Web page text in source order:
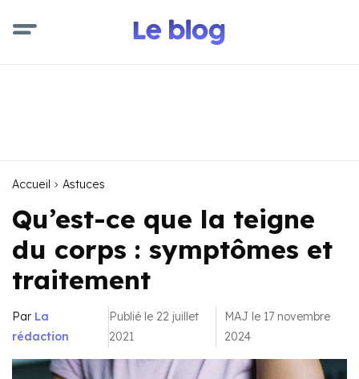
Accueil Astuces
Qu’est-ce que la teigne
du corps : symptômes et
traitement
Par La
rédaction
Publié le 22 juillet
2021
MAJ le 17 novembre
2024